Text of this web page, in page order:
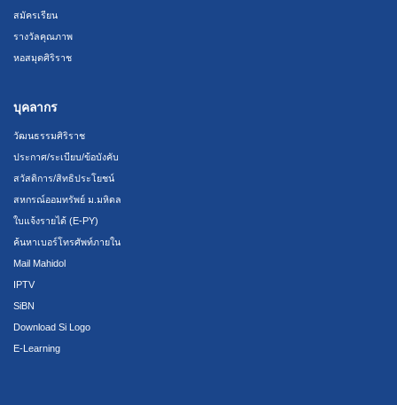
สมัครเรียน
รางวัลคุณภาพ
หอสมุดศิริราช
บุคลากร
วัฒนธรรมศิริราช
ประกาศ/ระเบียบ/ข้อบังคับ
สวัสดิการ/สิทธิประโยชน์
สหกรณ์ออมทรัพย์ ม.มหิดล
ใบแจ้งรายได้ (E-PY)
ค้นหาเบอร์โทรศัพท์ภายใน
Mail Mahidol
IPTV
SiBN
Download Si Logo
E-Learning